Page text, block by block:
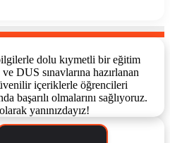
dolu kıymetli bir eğitim
DUS sınavlarına hazırlanan
içeriklerle öğrencileri
başarılı olmalarını sağlıyoruz.
yanınızdayız!